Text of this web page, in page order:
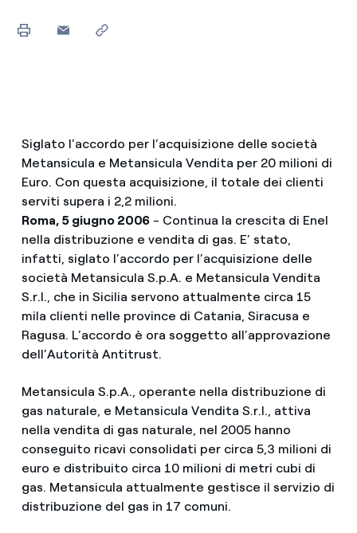
Siglato l’accordo per l’acquisizione delle società
Metansicula e Metansicula Vendita per 20 milioni di
Euro. Con questa acquisizione, il totale dei clienti
serviti supera i 2,2 milioni.
Roma, 5 giugno 2006 - Continua la crescita di Enel
nella distribuzione e vendita di gas. E’ stato,
infatti, siglato l’accordo per l’acquisizione delle
società Metansicula S.p.A. e Metansicula Vendita
S.r.l., che in Sicilia servono attualmente circa 15
mila clienti nelle province di Catania, Siracusa e
Ragusa. L’accordo è ora soggetto all’approvazione
dell’Autorità Antitrust.
Metansicula S.p.A., operante nella distribuzione di
gas naturale, e Metansicula Vendita S.r.l., attiva
nella vendita di gas naturale, nel 2005 hanno
conseguito ricavi consolidati per circa 5,3 milioni di
euro e distribuito circa 10 milioni di metri cubi di
gas. Metansicula attualmente gestisce il servizio di
distribuzione del gas in 17 comuni.